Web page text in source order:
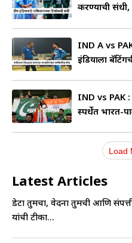
करण्याची
IND A vs
इंडियाला
IND vs PAK :
स्पर्धेत भारत-
Load
Latest Articles
डेटा तुमचा, वेदना तुमची आणि संपत्ती
यांची टीका...